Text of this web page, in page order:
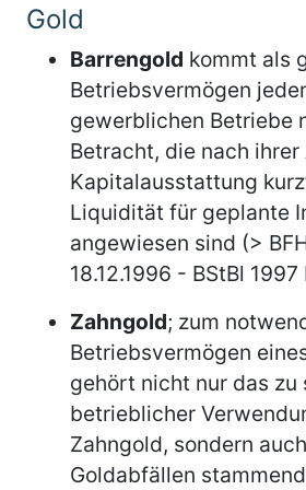
Gold
Barrengold kommt als
Betriebsvermögen
gewerblichen Betriebe
Betracht, die nach
Kapitalausstattung
Liquidität für geplante
angewiesen sind (>
18.12.1996 - BStBl 1997
Zahngold; zum
Betriebsvermögen
gehört nicht nur das
betrieblicher
Zahngold, sondern
Goldabfällen